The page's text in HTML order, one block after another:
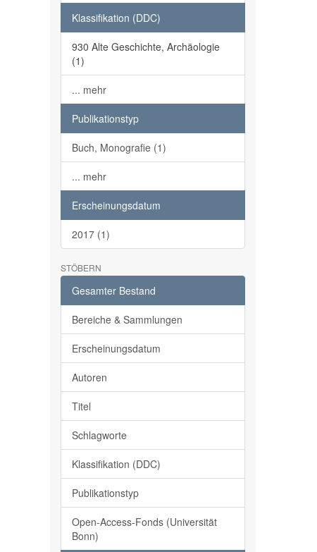
Klassifikation (DDC)
930 Alte Geschichte, Archäologie
(1)
... mehr
Publikationstyp
Buch, Monografie (1)
... mehr
Erscheinungsdatum
2017 (1)
STÖBERN
Gesamter Bestand
Bereiche & Sammlungen
Erscheinungsdatum
Autoren
Titel
Schlagworte
Klassifikation (DDC)
Publikationstyp
Open-Access-Fonds (Universität
Bonn)